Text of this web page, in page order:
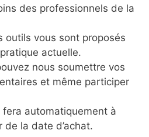
des professionnels de la
outils vous sont proposés
actuelle.
nous soumettre vos
et même participer
automatiquement à
la date d’achat.